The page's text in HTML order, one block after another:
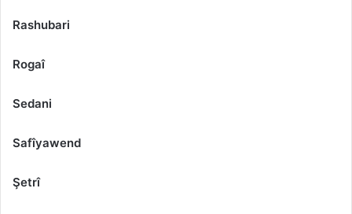
Rashubari
Rogaî
Sedani
Safîyawend
Şetrî